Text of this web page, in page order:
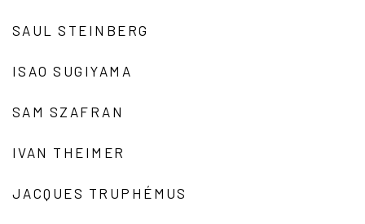
SAUL STEINBERG
ISAO SUGIYAMA
SAM SZAFRAN
IVAN THEIMER
JACQUES TRUPHÉMUS